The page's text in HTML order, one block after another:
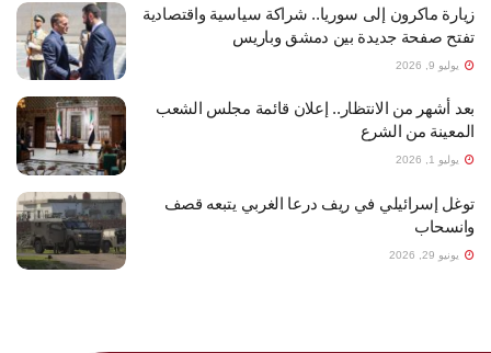
زيارة ماكرون إلى سوريا.. شراكة سياسية واقتصادية
تفتح صفحة جديدة بين دمشق وباريس
يوليو 9, 2026
بعد أشهر من الانتظار.. إعلان قائمة مجلس الشعب
المعينة من الشرع
يوليو 1, 2026
توغل إسرائيلي في ريف درعا الغربي يتبعه قصف
وانسحاب
يونيو 29, 2026